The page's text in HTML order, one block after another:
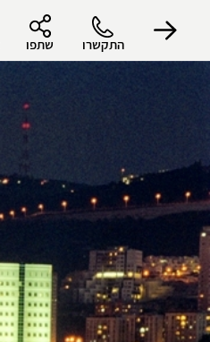
התקשרו שתפו